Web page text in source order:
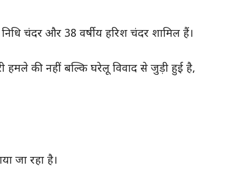
चंदर और 38 वर्षीय हरिश चंदर शामिल हैं।
हमले की नहीं बल्कि घरेलू विवाद से जुड़ी हुई है,
जा रहा है।